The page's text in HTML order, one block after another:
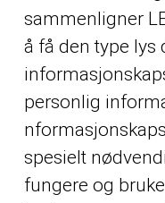
sammenligner
å få den type lys
personlig
spesielt
fungere og